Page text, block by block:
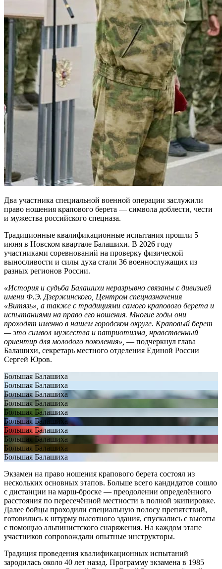
Два участника специальной военной операции заслужили
право ношения крапового берета — символа доблести, чести
и мужества российского спецназа.
Традиционные квалификационные испытания прошли 5
июня в Новском квартале Балашихи. В 2026 году
участниками соревнований на проверку физической
выносливости и силы духа стали 36 военнослужащих из
разных регионов России.
«История и судьба Балашихи неразрывно связаны с дивизией
имени Ф.Э. Дзержинского, Центром спецназначения
«Витязь», а также с традициями самого крапового берета и
испытаниями на право его ношения. Многие годы они
проходят именно в нашем городском округе. Краповый берет
— это символ мужества и патриотизма, нравственный
ориентир для молодого поколения», — подчеркнул глава
Балашихи, секретарь местного отделения Единой России
Сергей Юров.
Большая Балашиха
Большая Балашиха
Большая Балашиха
Большая Балашиха
Большая Балашиха
Большая Балашиха
Большая Балашиха
Большая Балашиха
Большая Балашиха
Большая Балашиха
Экзамен на право ношения крапового берета состоял из
нескольких основных этапов. Больше всего кандидатов сошло
с дистанции на марш-броске — преодолении определённого
расстояния по пересечённой местности в полной экипировке.
Далее бойцы проходили специальную полосу препятствий,
готовились к штурму высотного здания, спускались с высоты
с помощью альпинистского снаряжения. На каждом этапе
участников сопровождали опытные инструкторы.
Традиция проведения квалификационных испытаний
зародилась около 40 лет назад. Программу экзамена в 1985